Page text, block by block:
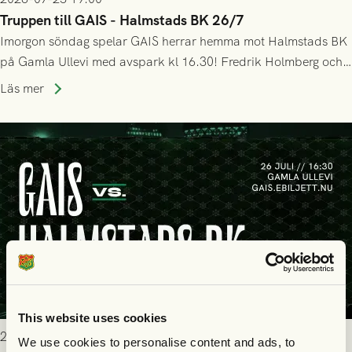
This website uses cookies
We use cookies to personalise content and ads, to
Truppen till GAIS - Halmstads BK 26/7
Imorgon söndag spelar GAIS herrar hemma mot Halmstads BK
på Gamla Ullevi med avspark kl 16.30! Fredrik Holmberg och
ledarstaben har tagit ut följande trupp till matchen:
Läs mer
2026-07-25 9:00